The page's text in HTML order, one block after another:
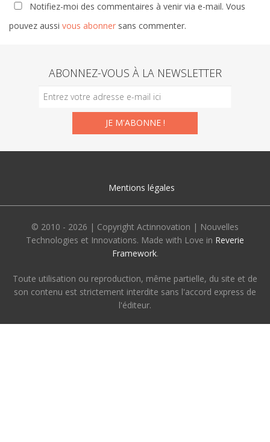
Notifiez-moi des commentaires à venir via e-mail. Vous
pouvez aussi vous abonner sans commenter.
ABONNEZ-VOUS À LA NEWSLETTER
Mentions légales
© 2010 - 2026 | Copyright Actinnovation | Nouvelles
Technologies et Innovations. Made with Love in Reverie
Framework.
Toute utilisation ou reproduction, même partielle, du site et de
son contenu est strictement interdite sans l'accord express de
l'éditeur.